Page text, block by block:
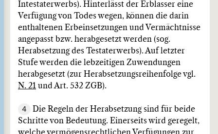
Intestaterwerbs). Hinterlässt der Erblasser eine
Verfügung von Todes wegen, können die darin
enthaltenen Erbeinsetzungen und Vermächtnisse
angepasst bzw. herabgesetzt werden (sog.
Herabsetzung des Testaterwerbs). Auf letzter
Stufe werden die lebzeitigen Zuwendungen
herabgesetzt (zur Herabsetzungsreihenfolge vgl.
N. 21 und Art. 532 ZGB).
4
Die Regeln der Herabsetzung sind für beide
Schritte von Bedeutung. Einerseits wird geregelt,